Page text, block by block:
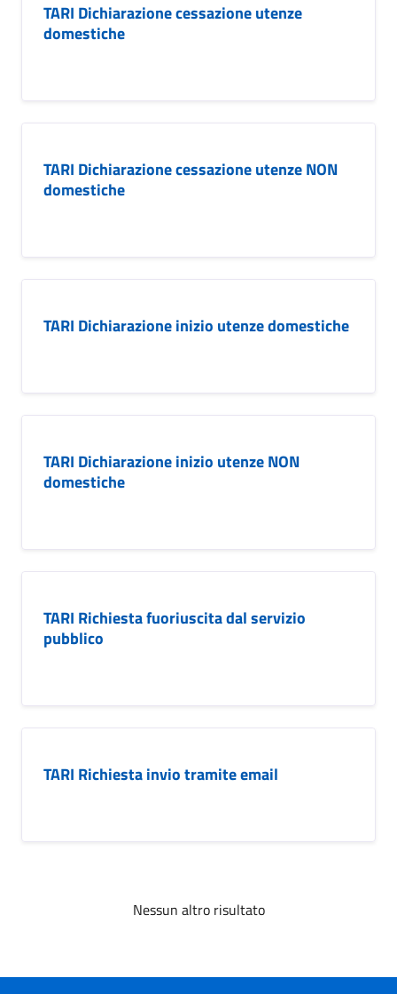
TARI Dichiarazione cessazione utenze
domestiche
TARI Dichiarazione cessazione utenze NON
domestiche
TARI Dichiarazione inizio utenze domestiche
TARI Dichiarazione inizio utenze NON
domestiche
TARI Richiesta fuoriuscita dal servizio
pubblico
TARI Richiesta invio tramite email
Nessun altro risultato